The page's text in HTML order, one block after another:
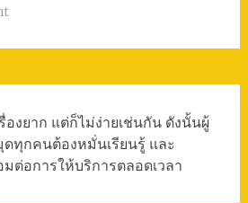
องยาก แต่ก็ไม่ง่ายเช่นกัน ดังนั้นผู้
ทุกคนต้องหมั่นเรียนรู้ และ
ต่อการให้บริการตลอดเวลา